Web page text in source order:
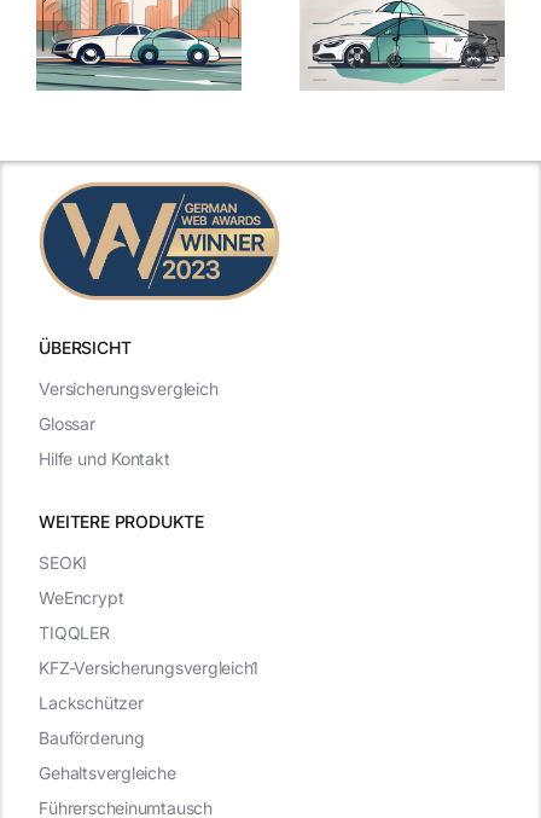
ÜBERSICHT
WEITERE PRODUKTE
Versicherungsvergleich
Glossar
Hilfe und Kontakt
SEOKI
WeEncrypt
TIQQLER
KFZ-Versicherungsvergleich1
Lackschützer
Bauförderung
Gehaltsvergleiche
Führerscheinumtausch